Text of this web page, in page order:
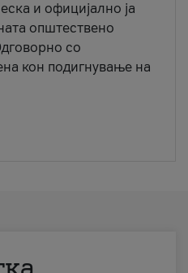
и официјално ја
општествено
со
кон подигнување на